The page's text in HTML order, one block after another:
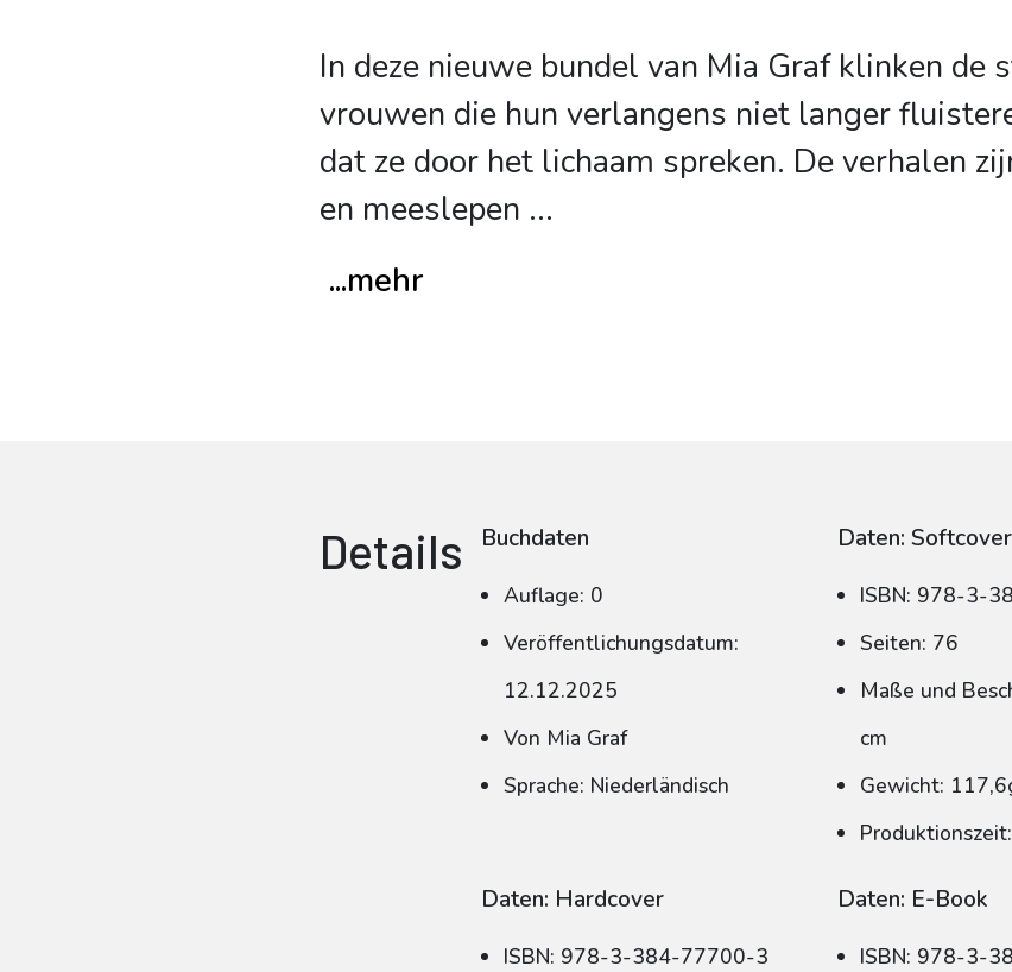
In deze nieuwe bundel van Mia Graf klinken de
vrouwen die hun verlangens niet langer
dat ze door het lichaam spreken. De verhalen
en meeslepen ...
...mehr
Details Buchdaten
Auflage: 0
Veröffentlichungsdatum:
12.12.2025
Von Mia Graf
Sprache: Niederländisch
Daten: Softcover
ISBN: 978-3-
Seiten: 76
Maße und
cm
Gewicht:
Daten: Hardcover
ISBN: 978-3-384-77700-3
Daten: E-Book
ISBN: 978-3-